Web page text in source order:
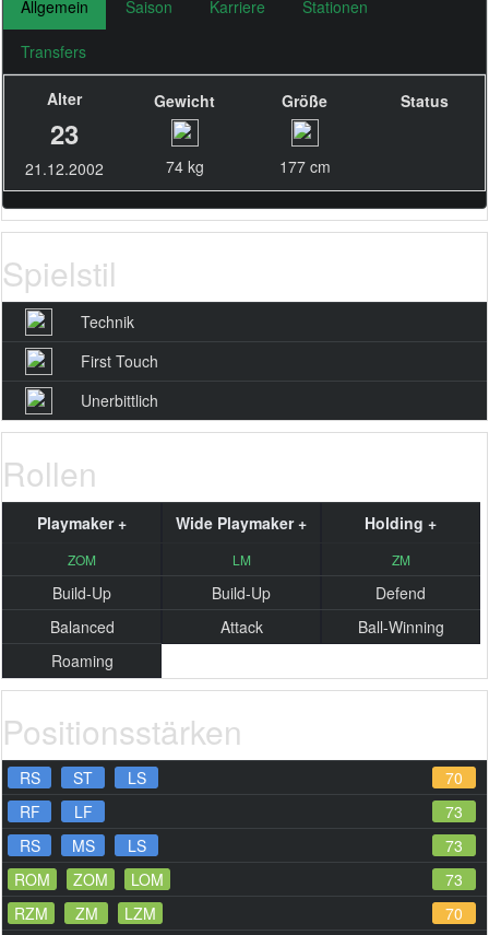
Allgemein Saison Karriere Stationen
Transfers
Alter
23
21.12.2002
Gewicht
74 kg
Größe
177 cm
Status
Spielstil
Technik
First Touch
Unerbittlich
Rollen
Playmaker +
ZOM
Build-Up
Balanced
Roaming
Wide Playmaker +
LM
Build-Up
Attack
Holding +
ZM
Defend
Ball-Winning
Positionsstärken
RS ST LS
70
RF
LF
73
RS
MS LS
73
ROM
ZOM LOM
73
RZM
ZM LZM
70